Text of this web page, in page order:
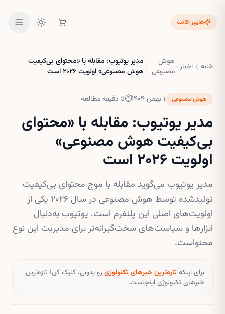
هایپر اکانت
خانه اخبار هوش
مصنوعی
مدیر یوتیوب: مقابله با «محتوای بی‌کیفیت
هوش مصنوعی» اولویت ۲۰۲۶ است
هوش مصنوعی ۱ بهمن ۱۴۰۴ ⏱
5 دقیقه مطالعه
مدیر یوتیوب: مقابله با «محتوای
بی‌کیفیت هوش مصنوعی»
اولویت ۲۰۲۶ است
مدیر یوتیوب می‌گوید مقابله با موج محتوای بی‌کیفیت
تولیدشده توسط هوش مصنوعی در سال ۲۰۲۶ یکی از
اولویت‌های اصلی این پلتفرم است. یوتیوب به‌دنبال
ابزارها و سیاست‌های سخت‌گیرانه‌تر برای مدیریت این نوع
محتواست.
برای اینکهتازه‌ترین خبرهای تکنولوژی رو بدونی، کلیک کن! تازه‌ترین
خبرهای تکنولوژی اینجاست.